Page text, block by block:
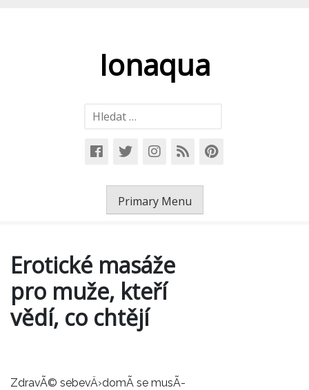
Ionaqua
Vyhledávání
Primary Menu
Erotické masáže
pro muže, kteří
vědí, co chtějí
ZdravÃ© sebevÄ›domÃ­ se musÃ­